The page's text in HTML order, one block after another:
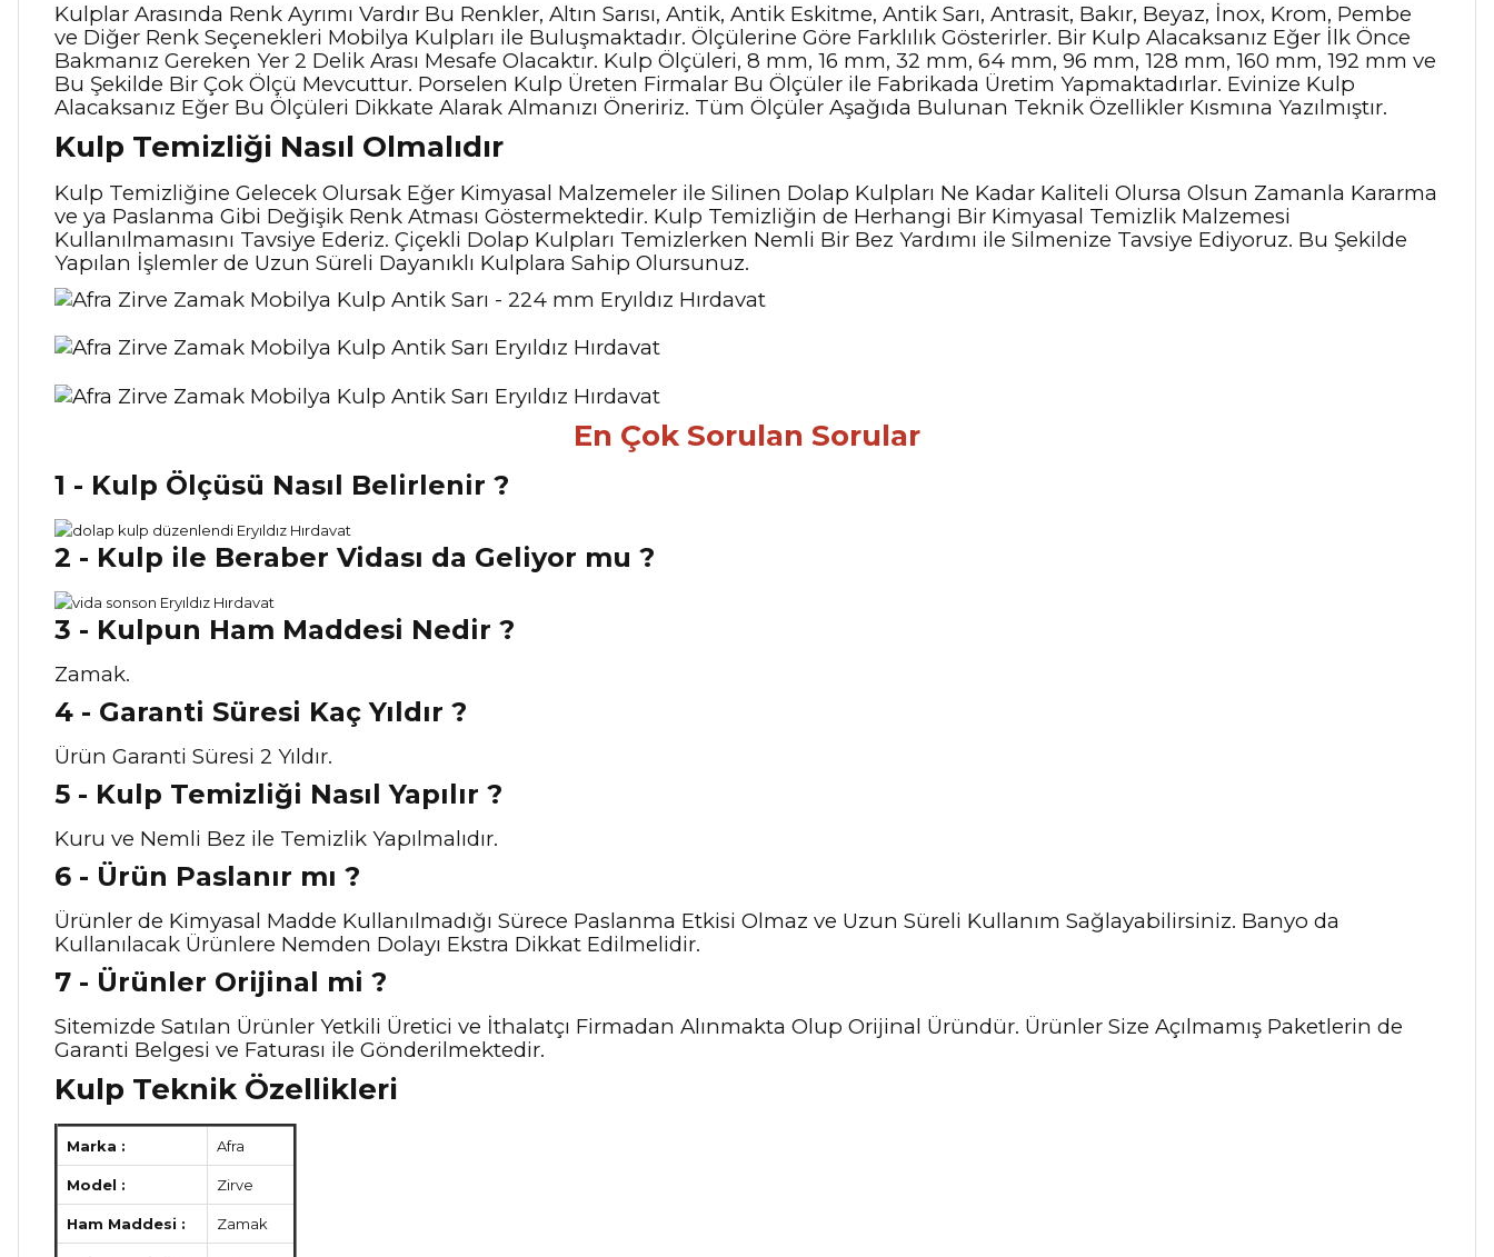
Kulplar Arasında Renk Ayrımı Vardır Bu Renkler, Altın Sarısı, Antik, Antik Eskitme, Antik Sarı, Antrasit, Bakır, Beyaz, İnox, Krom, Pembe
ve Diğer Renk Seçenekleri Mobilya Kulpları ile Buluşmaktadır. Ölçülerine Göre Farklılık Gösterirler. Bir Kulp Alacaksanız Eğer İlk Önce
Bakmanız Gereken Yer 2 Delik Arası Mesafe Olacaktır. Kulp Ölçüleri, 8 mm, 16 mm, 32 mm, 64 mm, 96 mm, 128 mm, 160 mm, 192 mm ve
Bu Şekilde Bir Çok Ölçü Mevcuttur. Porselen Kulp Üreten Firmalar Bu Ölçüler ile Fabrikada Üretim Yapmaktadırlar. Evinize Kulp
Alacaksanız Eğer Bu Ölçüleri Dikkate Alarak Almanızı Öneririz. Tüm Ölçüler Aşağıda Bulunan Teknik Özellikler Kısmına Yazılmıştır.
Kulp Temizliği Nasıl Olmalıdır
Kulp Temizliğine Gelecek Olursak Eğer Kimyasal Malzemeler ile Silinen Dolap Kulpları Ne Kadar Kaliteli Olursa Olsun Zamanla Kararma
ve ya Paslanma Gibi Değişik Renk Atması Göstermektedir. Kulp Temizliğin de Herhangi Bir Kimyasal Temizlik Malzemesi
Kullanılmamasını Tavsiye Ederiz. Çiçekli Dolap Kulpları Temizlerken Nemli Bir Bez Yardımı ile Silmenize Tavsiye Ediyoruz. Bu Şekilde
Yapılan İşlemler de Uzun Süreli Dayanıklı Kulplara Sahip Olursunuz.
En Çok Sorulan Sorular
1 - Kulp Ölçüsü Nasıl Belirlenir ?
2 - Kulp ile Beraber Vidası da Geliyor mu ?
3 - Kulpun Ham Maddesi Nedir ?
Zamak.
4 - Garanti Süresi Kaç Yıldır ?
Ürün Garanti Süresi 2 Yıldır.
5 - Kulp Temizliği Nasıl Yapılır ?
Kuru ve Nemli Bez ile Temizlik Yapılmalıdır.
6 - Ürün Paslanır mı ?
Ürünler de Kimyasal Madde Kullanılmadığı Sürece Paslanma Etkisi Olmaz ve Uzun Süreli Kullanım Sağlayabilirsiniz. Banyo da
Kullanılacak Ürünlere Nemden Dolayı Ekstra Dikkat Edilmelidir.
7 - Ürünler Orijinal mi ?
Sitemizde Satılan Ürünler Yetkili Üretici ve İthalatçı Firmadan Alınmakta Olup Orijinal Üründür. Ürünler Size Açılmamış Paketlerin de
Garanti Belgesi ve Faturası ile Gönderilmektedir.
Kulp Teknik Özellikleri
Marka : Afra
Model : Zirve
Ham Maddesi : Zamak